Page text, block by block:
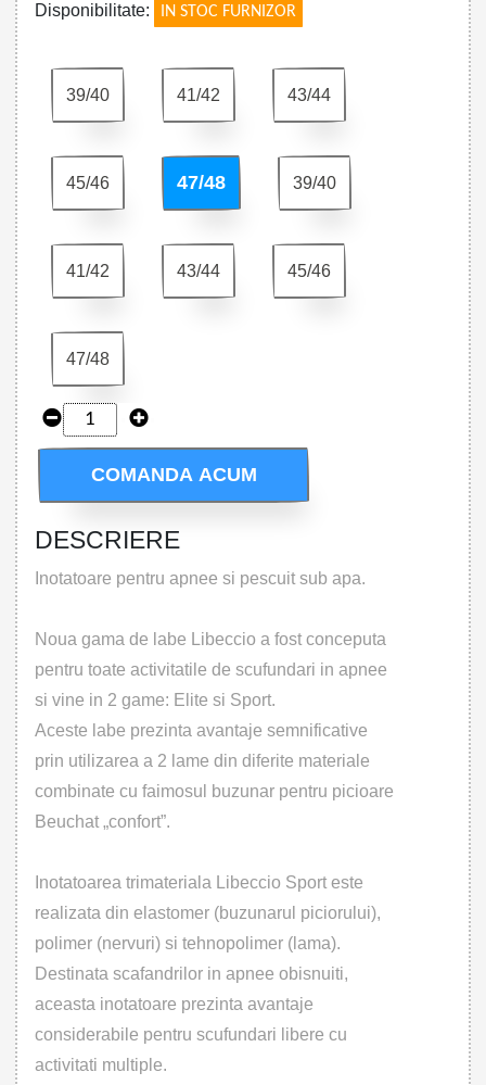
Disponibilitate: IN STOC FURNIZOR
39/40 41/42 43/44
45/46 47/48 39/40
41/42 43/44 45/46
47/48
COMANDA ACUM
DESCRIERE
Inotatoare pentru apnee si pescuit sub apa.
Noua gama de labe Libeccio a fost conceputa
pentru toate activitatile de scufundari in apnee
si vine in 2 game: Elite si Sport.
Aceste labe prezinta avantaje semnificative
prin utilizarea a 2 lame din diferite materiale
combinate cu faimosul buzunar pentru picioare
Beuchat „confort”.
Inotatoarea trimateriala Libeccio Sport este
realizata din elastomer (buzunarul piciorului),
polimer (nervuri) si tehnopolimer (lama).
Destinata scafandrilor in apnee obisnuiti,
aceasta inotatoare prezinta avantaje
considerabile pentru scufundari libere cu
activitati multiple.